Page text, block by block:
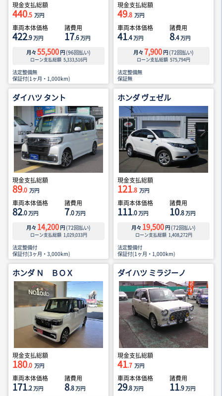
現金支払総額
440.5 万円
車両本体価格
422.9万円
諸費用
17.6万円
月々 55,500 円 (96回払い)
ローン支払総額 5,333,516円
法定整備無
保証付(1ヶ月・1,000km)
現金支払総額
49.8 万円
車両本体価格
41.4万円
諸費用
8.4万円
月々 7,900 円 (72回払い)
ローン支払総額 575,794円
法定整備無
保証無
ダイハツ タント
現金支払総額
89.0 万円
車両本体価格
82.0万円
諸費用
7.0万円
月々 14,200 円 (72回払い)
ローン支払総額 1,029,033円
法定整備付
保証付(3ヶ月・3,000km)
ホンダ ヴェゼル
現金支払総額
121.8 万円
車両本体価格
111.0万円
諸費用
10.8万円
月々 19,500 円 (72回払い)
ローン支払総額 1,408,272円
法定整備付
保証付(1ヶ月・1,000km)
ホンダ Ｎ ＢＯＸ
現金支払総額
180.0 万円
車両本体価格
171.2万円
諸費用
8.8万円
ダイハツ ミラジーノ
現金支払総額
41.7 万円
車両本体価格
29.8万円
諸費用
11.9万円